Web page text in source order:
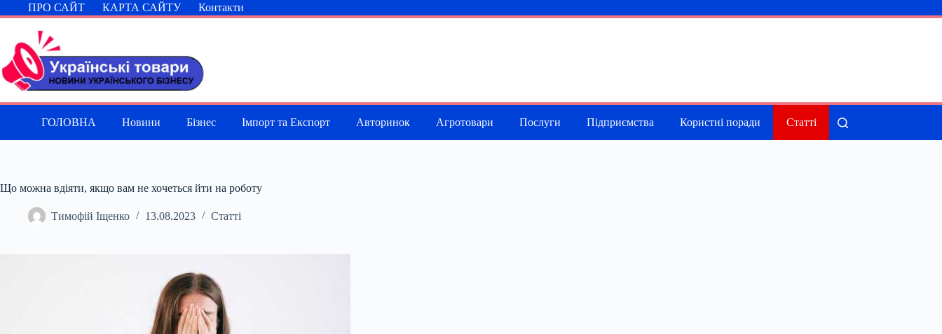
Перейти
до
ПРО САЙТ КАРТА САЙТУ Контакти
ГОЛОВНА Новини Бізнес Імпорт та Експорт Авторинок Агротовари Послуги Підприємства Користні поради Статті
Що можна вдіяти, якщо вам не хочеться йти на роботу
Тимофій Іщенко 13.08.2023 Статті